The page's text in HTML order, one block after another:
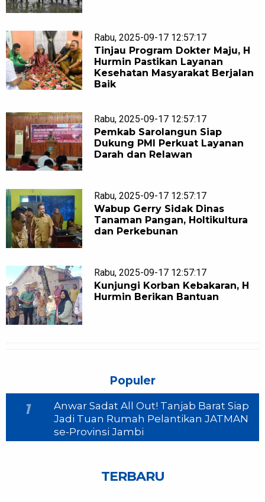
Rabu, 2025-09-17 12:57:17
Tinjau Program Dokter Maju, H
Hurmin Pastikan Layanan
Kesehatan Masyarakat Berjalan
Baik
Rabu, 2025-09-17 12:57:17
Pemkab Sarolangun Siap
Dukung PMI Perkuat Layanan
Darah dan Relawan
Rabu, 2025-09-17 12:57:17
Wabup Gerry Sidak Dinas
Tanaman Pangan, Holtikultura
dan Perkebunan
Rabu, 2025-09-17 12:57:17
Kunjungi Korban Kebakaran, H
Hurmin Berikan Bantuan
Populer
1
Anwar Sadat All Out! Tanjab Barat Siap
Jadi Tuan Rumah Pelantikan JATMAN
se-Provinsi Jambi
TERBARU